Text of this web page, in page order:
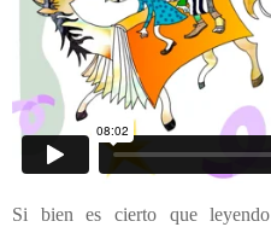
Si bien es cierto que